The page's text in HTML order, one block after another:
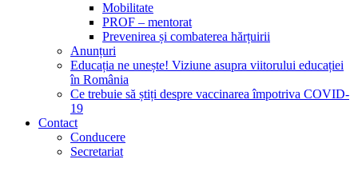
Mobilitate
PROF – mentorat
Prevenirea și combaterea hărțuirii
Anunțuri
Educația ne unește! Viziune asupra viitorului educației
în România
Ce trebuie să știți despre vaccinarea împotriva COVID-
19
Contact
Conducere
Secretariat